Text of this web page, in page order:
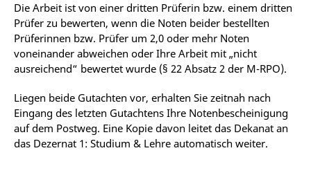
Die Arbeit ist von einer dritten Prüferin bzw. einem dritten
Prüfer zu bewerten, wenn die Noten beider bestellten
Prüferinnen bzw. Prüfer um 2,0 oder mehr Noten
voneinander abweichen oder Ihre Arbeit mit „nicht
ausreichend“ bewertet wurde (§ 22 Absatz 2 der M-RPO).
Liegen beide Gutachten vor, erhalten Sie zeitnah nach
Eingang des letzten Gutachtens Ihre Notenbescheinigung
auf dem Postweg. Eine Kopie davon leitet das Dekanat an
das Dezernat 1: Studium & Lehre automatisch weiter.